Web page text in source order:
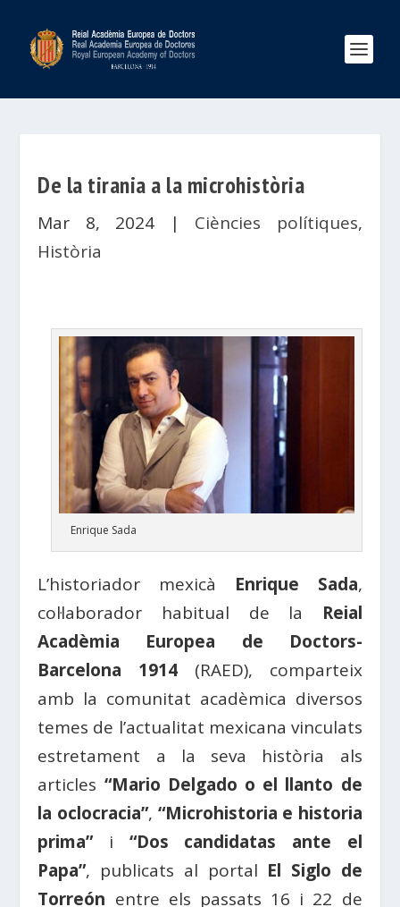
De la tirania a la microhistòria
Mar 8, 2024| Ciències polítiques,
Història
Enrique Sada
L’historiador mexicà Enrique Sada,
col·laborador habitual de la Reial
Acadèmia Europea de Doctors-
Barcelona 1914 (RAED), comparteix
amb la comunitat acadèmica diversos
temes de l’actualitat mexicana vinculats
estretament a la seva història als
articles “Mario Delgado o el llanto de
la oclocracia”, “Microhistoria e historia
prima”i “Dos candidatas ante el
Papa”, publicats al portal El Siglo de
Torreón entre els passats 16 i 22 de